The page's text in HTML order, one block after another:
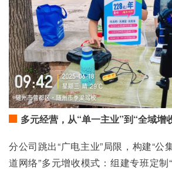
多元经营，从“单一主业”到“全域增
分公司跳出“广电主业”局限，构建“公
道网络”多元增收模式：组建专班定制